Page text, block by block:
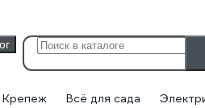
Крепеж Всё для сада